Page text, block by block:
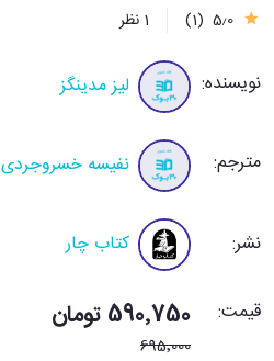
5٫0 (1) 1 نظر
نویسنده: لیز مدینگز
مترجم: نفیسه خسروجردی
نشر: کتاب چار
قیمت: 590٬750 تومان
695٬000